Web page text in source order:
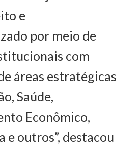
e
por meio de
com
áreas estratégicas
Saúde,
Econômico,
outros”, destacou